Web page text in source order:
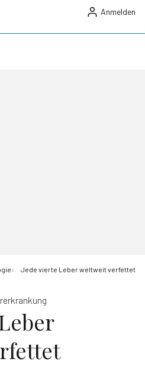
Anmelden
Jede vierte Leber weltweit verfettet